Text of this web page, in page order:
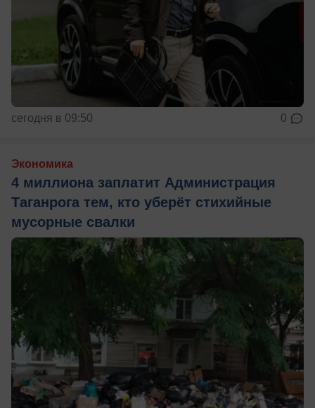
сегодня в 09:50 0
Экономика
4 миллиона заплатит Администрация
Таганрога тем, кто уберёт стихийные
мусорные свалки